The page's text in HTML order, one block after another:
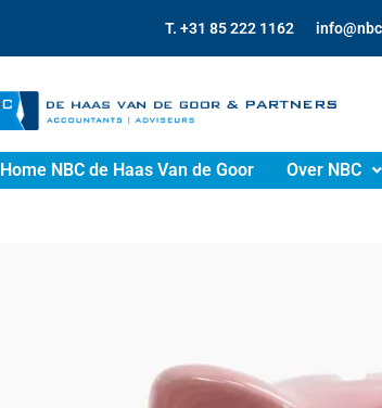
T. +31 85 222 1162
Home NBC de Haas Van de Goor Over NBC